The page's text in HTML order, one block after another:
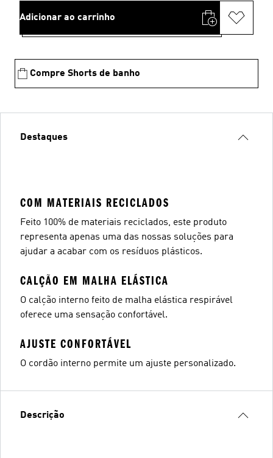
Adicionar ao carrinho
Compre Shorts de banho
Destaques
COM MATERIAIS RECICLADOS
Feito 100% de materiais reciclados, este produto
representa apenas uma das nossas soluções para
ajudar a acabar com os resíduos plásticos.
CALÇÃO EM MALHA ELÁSTICA
O calção interno feito de malha elástica respirável
oferece uma sensação confortável.
AJUSTE CONFORTÁVEL
O cordão interno permite um ajuste personalizado.
Descrição